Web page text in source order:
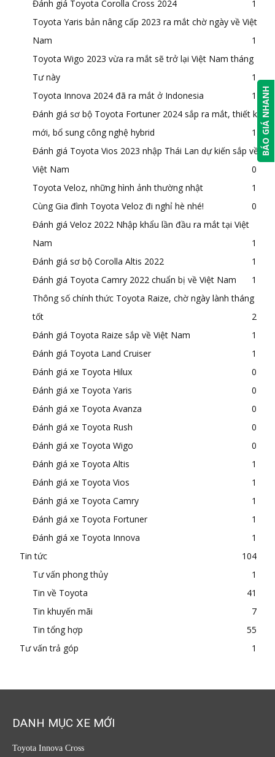
Đánh giá Toyota Corolla Cross 2024
1
Toyota Yaris bản nâng cấp 2023 ra mắt chờ ngày về Việt
Nam
1
Toyota Wigo 2023 vừa ra mắt sẽ trở lại Việt Nam tháng
Tư này
1
Toyota Innova 2024 đã ra mắt ở Indonesia
1
Đánh giá sơ bộ Toyota Fortuner 2024 sắp ra mắt, thiết kế
mới, bổ sung công nghệ hybrid
1
Đánh giá Toyota Vios 2023 nhập Thái Lan dự kiến sắp về
Việt Nam
0
Toyota Veloz, những hình ảnh thường nhật
1
Cùng Gia đình Toyota Veloz đi nghỉ hè nhé!
0
Đánh giá Veloz 2022 Nhập khẩu lần đầu ra mắt tại Việt
Nam
1
Đánh giá sơ bộ Corolla Altis 2022
1
Đánh giá Toyota Camry 2022 chuẩn bị về Việt Nam
1
Thông số chính thức Toyota Raize, chờ ngày lành tháng
tốt
2
Đánh giá Toyota Raize sắp về Việt Nam
1
Đánh giá Toyota Land Cruiser
1
Đánh giá xe Toyota Hilux
0
Đánh giá xe Toyota Yaris
0
Đánh giá xe Toyota Avanza
0
Đánh giá xe Toyota Rush
0
Đánh giá xe Toyota Wigo
0
Đánh giá xe Toyota Altis
1
Đánh giá xe Toyota Vios
1
Đánh giá xe Toyota Camry
1
Đánh giá xe Toyota Fortuner
1
Đánh giá xe Toyota Innova
1
Tin tức
104
Tư vấn phong thủy
1
Tin về Toyota
41
Tin khuyến mãi
7
Tin tổng hợp
55
Tư vấn trả góp
1
DANH MỤC XE MỚI
Toyota Innova Cross
BÁO GIÁ NHANH